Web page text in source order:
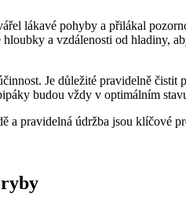
​lákavé pohyby a přilákal
a vzdálenosti od hladiny,
Je důležité pravidelně čistit
budou vždy v optimálním
a pravidelná​ údržba jsou⁤ klíčové